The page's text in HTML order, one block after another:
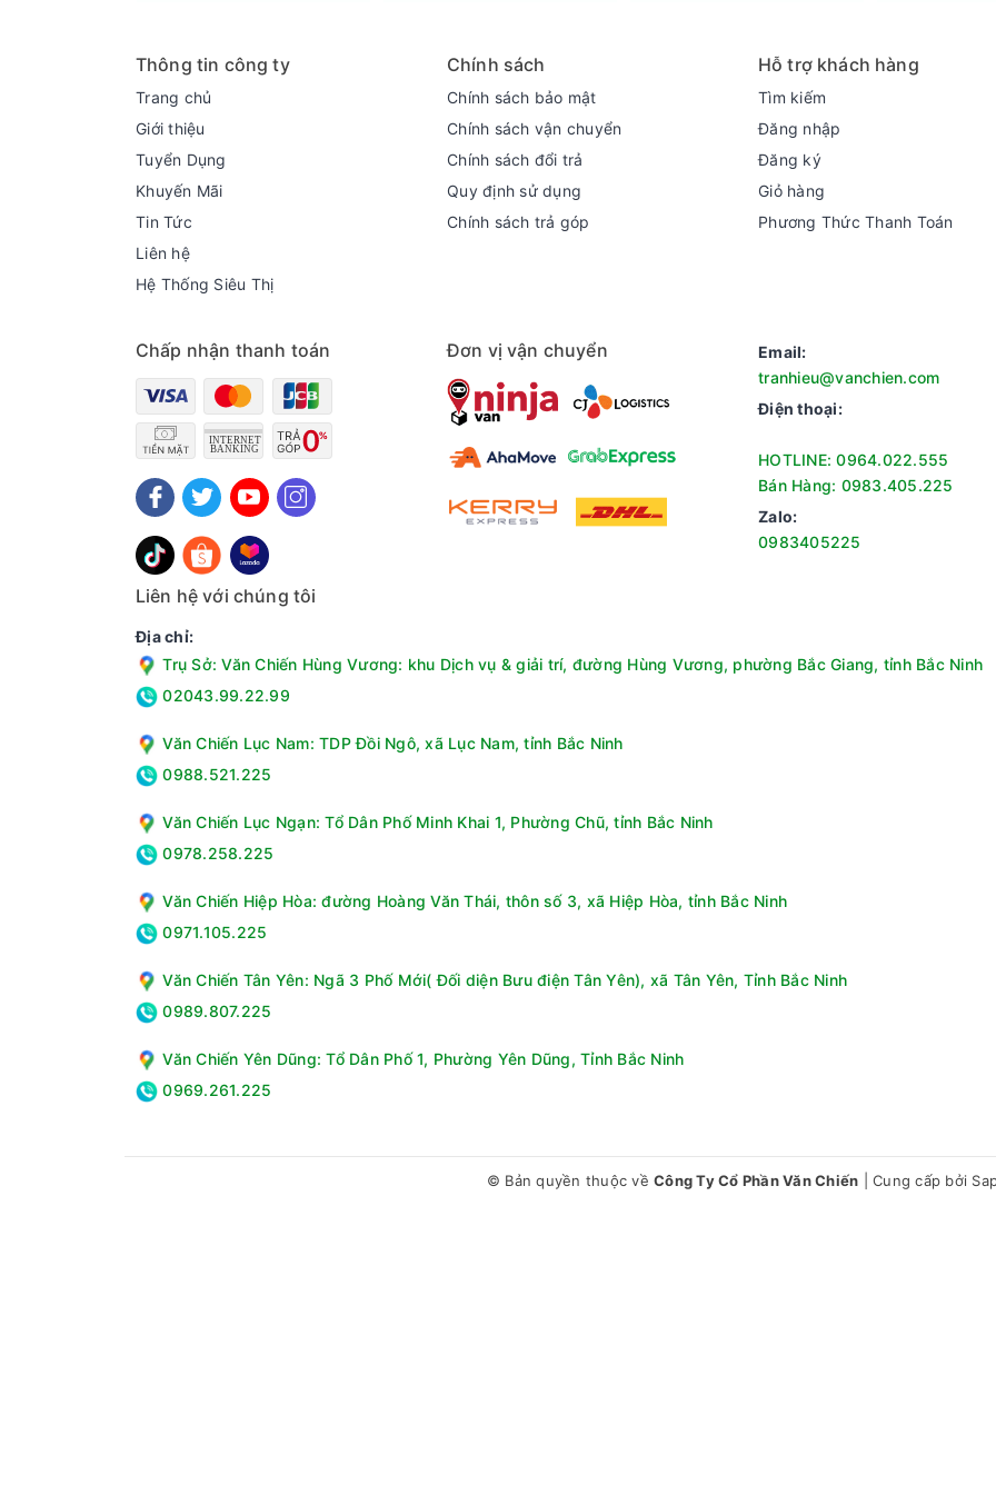
được hiện tượng hơi lạnh không đồng đều gây hỏng thực phẩm.
Công nghệ kháng khuẩn khử mùi
Kháng khuẩn khử mùi DEO Fresh: Có khả năng giải phóng ra các ion bạc để ức chế sự hoạt động của vi khuẩn
phẩm tốt hơn và giảm thiểu mùi hôi xuất hiện bên trong tủ lạnh.
Bảng điều khiển
nút vặn. Bạn có thể thao tác dễ dàng mỗi khi sử dụng.
dụng. Tủ lạnh có khả năng tiết kiệm điện hiệu quả và vận hành êm ái, đồng thời cho khả năng làm lạnh thực
Thông tin công ty
Trang chủ
Giới thiệu
Tuyển Dụng
Khuyến Mãi
Tin Tức
Liên hệ
Hệ Thống Siêu Thị
Chính sách
Chính sách bảo mật
Chính sách vận chuyển
Chính sách đổi trả
Quy định sử dụng
Chính sách trả góp
Hỗ trợ khách hàng
Tìm kiếm
Đăng nhập
Đăng ký
Giỏ hàng
Phương Thức Thanh Toán
Chấp nhận thanh toán Đơn vị vận chuyển
Email:
tranhieu@vanchien.com
Điện thoại:
HOTLINE: 0964.022.555
Bán Hàng: 0983.405.225
Zalo:
0983405225
Liên hệ với chúng tôi
Địa chỉ:
Trụ Sở: Văn Chiến Hùng Vương: khu Dịch vụ & giải trí, đường Hùng Vương, phường Bắc Giang, tỉnh Bắc Ninh
02043.99.22.99
Văn Chiến Lục Nam: TDP Đồi Ngô, xã Lục Nam, tỉnh Bắc Ninh
0988.521.225
Văn Chiến Lục Ngạn: Tổ Dân Phố Minh Khai 1, Phường Chũ, tỉnh Bắc Ninh
0978.258.225
Văn Chiến Hiệp Hòa: đường Hoàng Văn Thái, thôn số 3, xã Hiệp Hòa, tỉnh Bắc Ninh
0971.105.225
Văn Chiến Tân Yên: Ngã 3 Phố Mới( Đối diện Bưu điện Tân Yên), xã Tân Yên, Tỉnh Bắc Ninh
0989.807.225
Văn Chiến Yên Dũng: Tổ Dân Phố 1, Phường Yên Dũng, Tỉnh Bắc Ninh
0969.261.225
© Bản quyền thuộc về Công Ty Cổ Phần Văn Chiến Cung cấp bởi